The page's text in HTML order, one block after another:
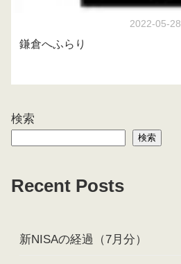
2022-05-28
鎌倉へふらり
検索
検索
Recent Posts
新NISAの経過（7月分）